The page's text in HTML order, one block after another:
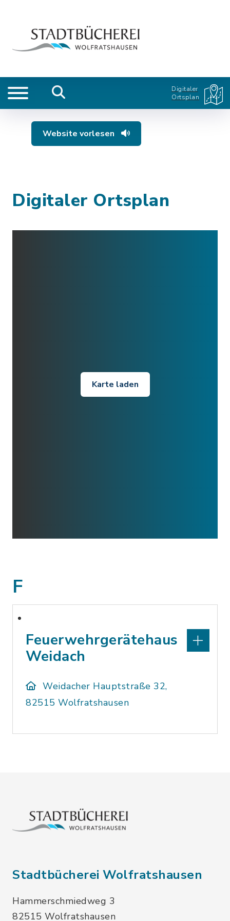
Digitaler
Ortsplan
Website vorlesen
Digitaler Ortsplan
Karte laden
F
Feuerwehrgerätehaus
Weidach
Weidacher Hauptstraße 32,
82515 Wolfratshausen
Stadtbücherei Wolfratshausen
Hammerschmiedweg 3
82515 Wolfratshausen